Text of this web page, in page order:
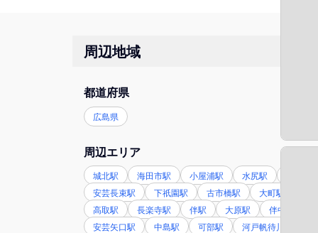
周辺地域
都道府県
広島県
周辺エリア
城北駅 海田市駅 小屋浦駅 水尻駅
安芸長束駅
下祇園駅 古市橋駅 大町駅
高取駅
長楽寺駅 伴駅 大原駅 伴中央駅
安芸矢口駅
中島駅 可部駅 河戸帆待川駅